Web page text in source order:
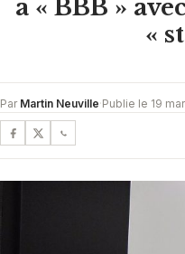
à « BBB »
«
Par Martin Neuville·Publie le 19